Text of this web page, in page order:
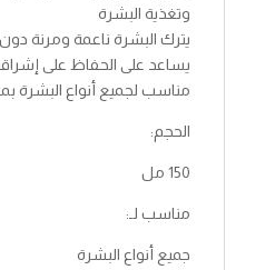
وتغذية البشرة
يترك البشرة ناعمة ومرنة
يساعد على الحفاظ على
مناسب لجميع أنواع البشرة
الحجم:
150 مل
مناسب لـ:
جميع أنواع البشرة